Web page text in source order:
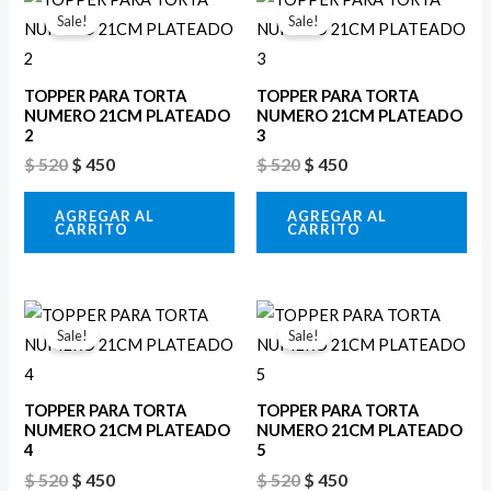
Sale!
TOPPER PARA TORTA
NUMERO 21CM PLATEADO
2
$520
precio
original
$ 450
actual
AGREGAR AL
CARRITO
Sale!
TOPPER PARA TORTA
NUMERO 21CM PLATEADO
3
$520
precio
original
$ 450
actual
AGREGAR AL
CARRITO
Sale!
TOPPER PARA TORTA
NUMERO 21CM PLATEADO
4
$520
El
precio
original
$ 450
El
actual
Sale!
TOPPER PARA TORTA
NUMERO 21CM PLATEADO
5
$520
El
precio
original
$ 450
El
actual